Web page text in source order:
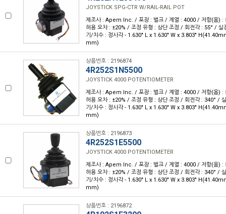
JOYSTICK SPG-CTR W/RAIL-RAIL POT
제조사 : Apem Inc. / 포장 : 벌크 / 계열 : 4000 / 저항(옴) :
허용 오차 : ±20% / 조정 유형 : 상단 조정 / 회전각 : 55° / 실
기/치수 : 정사각 - 1.630" L x 1.630" W x 3.803"
mm)
상품번호 : 2196874
4R252S1N5500
JOYSTICK 4000 POTENTIOMETER
제조사 : Apem Inc. / 포장 : 벌크 / 계열 : 4000 / 저항(옴) :
허용 오차 : ±20% / 조정 유형 : 상단 조정 / 회전각 : 340° /
기/치수 : 정사각 - 1.630" L x 1.630" W x 3.803"
mm)
상품번호 : 2196873
4R252S1E5500
JOYSTICK 4000 POTENTIOMETER
제조사 : Apem Inc. / 포장 : 벌크 / 계열 : 4000 / 저항(옴) :
허용 오차 : ±20% / 조정 유형 : 상단 조정 / 회전각 : 340° /
기/치수 : 정사각 - 1.630" L x 1.630" W x 3.803"
mm)
상품번호 : 2196872